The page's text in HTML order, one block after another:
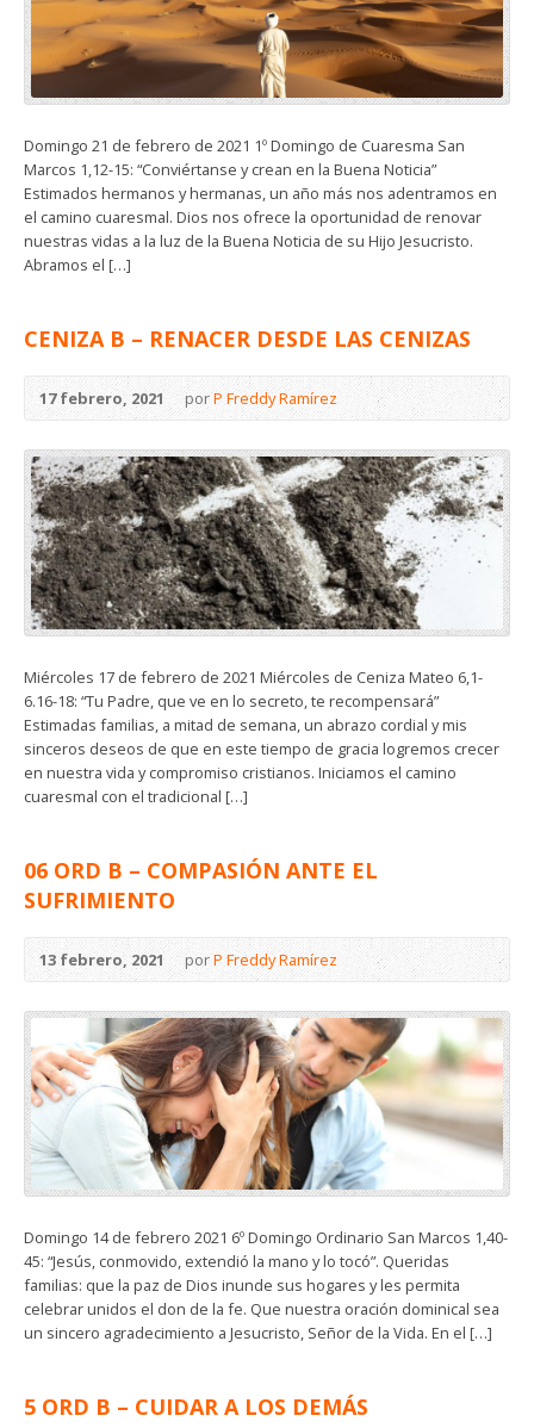
Domingo 21 de febrero de 2021 1º Domingo de Cuaresma San
Marcos 1,12-15: “Conviértanse y crean en la Buena Noticia”
Estimados hermanos y hermanas, un año más nos adentramos en
el camino cuaresmal. Dios nos ofrece la oportunidad de renovar
nuestras vidas a la luz de la Buena Noticia de su Hijo Jesucristo.
Abramos el […]
CENIZA B – RENACER DESDE LAS CENIZAS
17 febrero, 2021 porP Freddy Ramírez
Miércoles 17 de febrero de 2021 Miércoles de Ceniza Mateo 6,1-
6.16-18: “Tu Padre, que ve en lo secreto, te recompensará”
Estimadas familias, a mitad de semana, un abrazo cordial y mis
sinceros deseos de que en este tiempo de gracia logremos crecer
en nuestra vida y compromiso cristianos. Iniciamos el camino
cuaresmal con el tradicional […]
06 ORD B – COMPASIÓN ANTE EL
SUFRIMIENTO
13 febrero, 2021 porP Freddy Ramírez
Domingo 14 de febrero 2021 6º Domingo Ordinario San Marcos 1,40-
45: “Jesús, conmovido, extendió la mano y lo tocó”. Queridas
familias: que la paz de Dios inunde sus hogares y les permita
celebrar unidos el don de la fe. Que nuestra oración dominical sea
un sincero agradecimiento a Jesucristo, Señor de la Vida. En el […]
5 ORD B – CUIDAR A LOS DEMÁS